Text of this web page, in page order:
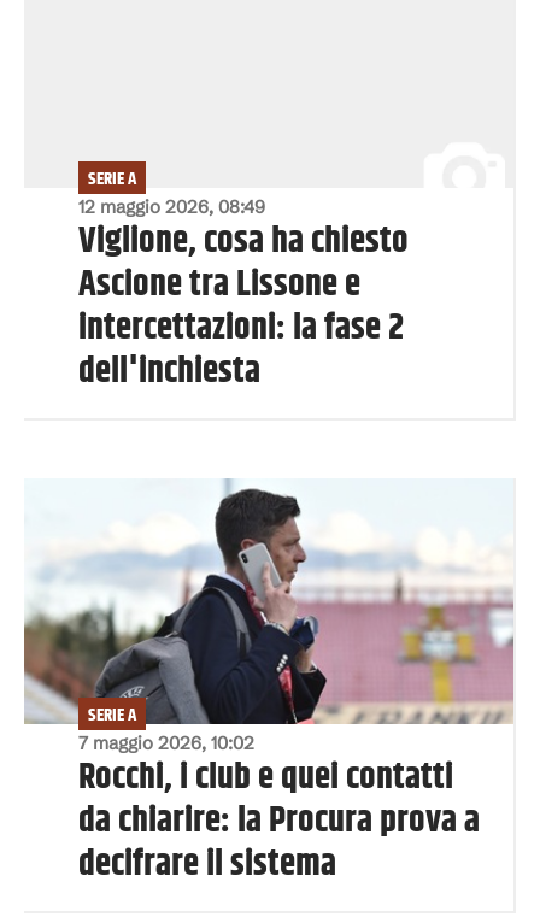
12 maggio 2026, 08:49
SERIE A
Viglione, cosa ha chiesto
Ascione tra Lissone e
intercettazioni: la fase 2
dell'inchiesta
7 maggio 2026, 10:02
SERIE A
Rocchi, i club e quei contatti
da chiarire: la Procura prova a
decifrare il sistema